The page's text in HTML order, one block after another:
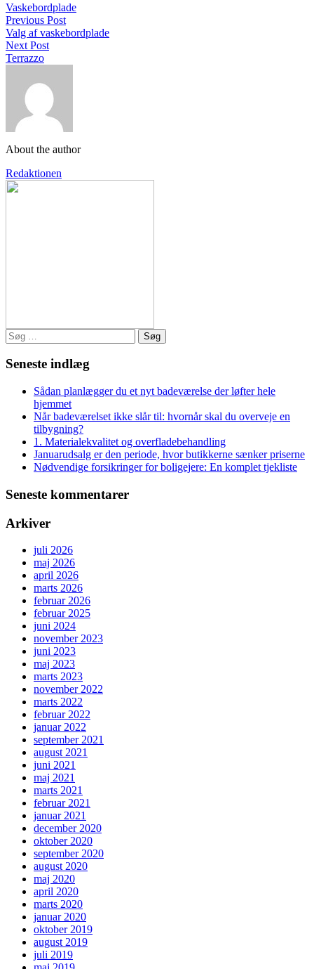
Vaskebordplade
Previous Post
Valg af vaskebordplade
Next Post
Terrazzo
About the author
Redaktionen
Søg
efter:
Seneste indlæg
Sådan planlægger du et nyt badeværelse der løfter hele
hjemmet
Når badeværelset ikke slår til: hvornår skal du overveje en
tilbygning?
1. Materialekvalitet og overfladebehandling
Januarudsalg er den periode, hvor butikkerne sænker priserne
Nødvendige forsikringer for boligejere: En komplet tjekliste
Seneste kommentarer
Arkiver
juli 2026
maj 2026
april 2026
marts 2026
februar 2026
februar 2025
juni 2024
november 2023
juni 2023
maj 2023
marts 2023
november 2022
marts 2022
februar 2022
januar 2022
september 2021
august 2021
juni 2021
maj 2021
marts 2021
februar 2021
januar 2021
december 2020
oktober 2020
september 2020
august 2020
maj 2020
april 2020
marts 2020
januar 2020
oktober 2019
august 2019
juli 2019